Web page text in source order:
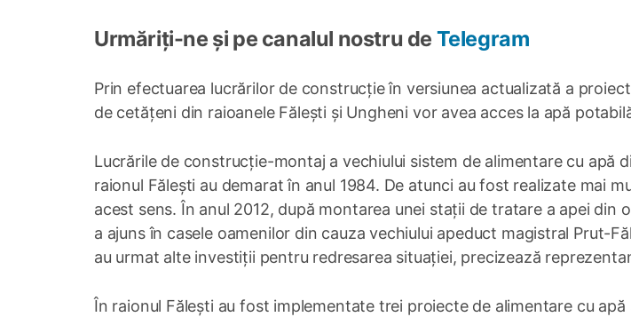
Urmăriți-ne și pe canalul nostru de Telegram
Prin efectuarea lucrărilor de construcție în versiunea actualizată a
de cetățeni din raioanele Fălești și Ungheni vor avea acces la apă
Lucrările de construcție-montaj a vechiului sistem de alimentare cu apă
raionul Fălești au demarat în anul 1984. De atunci au fost realizate mai
acest sens. În anul 2012, după montarea unei stații de tratare a apei din
a ajuns în casele oamenilor din cauza vechiului apeduct magistral Prut-
au urmat alte investiții pentru redresarea situației, precizează
În raionul Fălești au fost implementate trei proiecte de alimentare cu